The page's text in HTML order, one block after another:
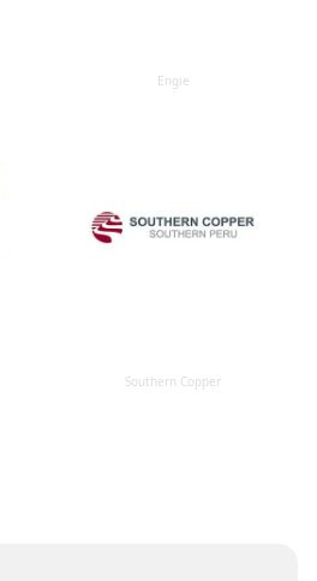
Engie
Southern Copper